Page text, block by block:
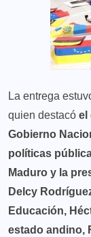
La entrega
quien destacó el
Gobierno
políticas
Maduro y la
Delcy
Educación,
estado andino,